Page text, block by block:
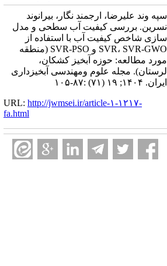
سپه وند علیرضا، ارجمند نگار، بیرانوند
نسرین. بررسی کیفیت آب سطحی و مدل
سازی شاخص کیفیت آب با استفاده از
SVR، SVR-GWO و SVR-PSO (منطقه
مورد مطالعه: حوزه آبخیز کشکان،
لرستان). مجله علوم ومهندسی آبخیزداری
ایران. ۱۴۰۴; ۱۹ (۷۱) :۸۷-۱۰۵
URL: http://jwmsei.ir/article-۱-۱۲۱۷-
fa.html